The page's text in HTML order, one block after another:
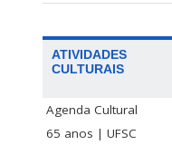
ATIVIDADES
CULTURAIS
Agenda Cultural
65 anos | UFSC